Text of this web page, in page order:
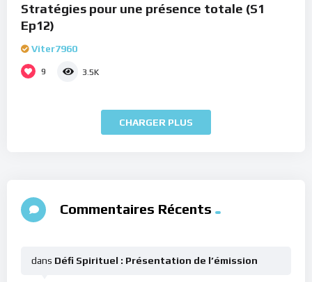
Stratégies pour une présence totale (S1
Ep12)
Viter7960
9 3.5K
CHARGER PLUS
Commentaires Récents
dans Défi Spirituel : Présentation de l’émission